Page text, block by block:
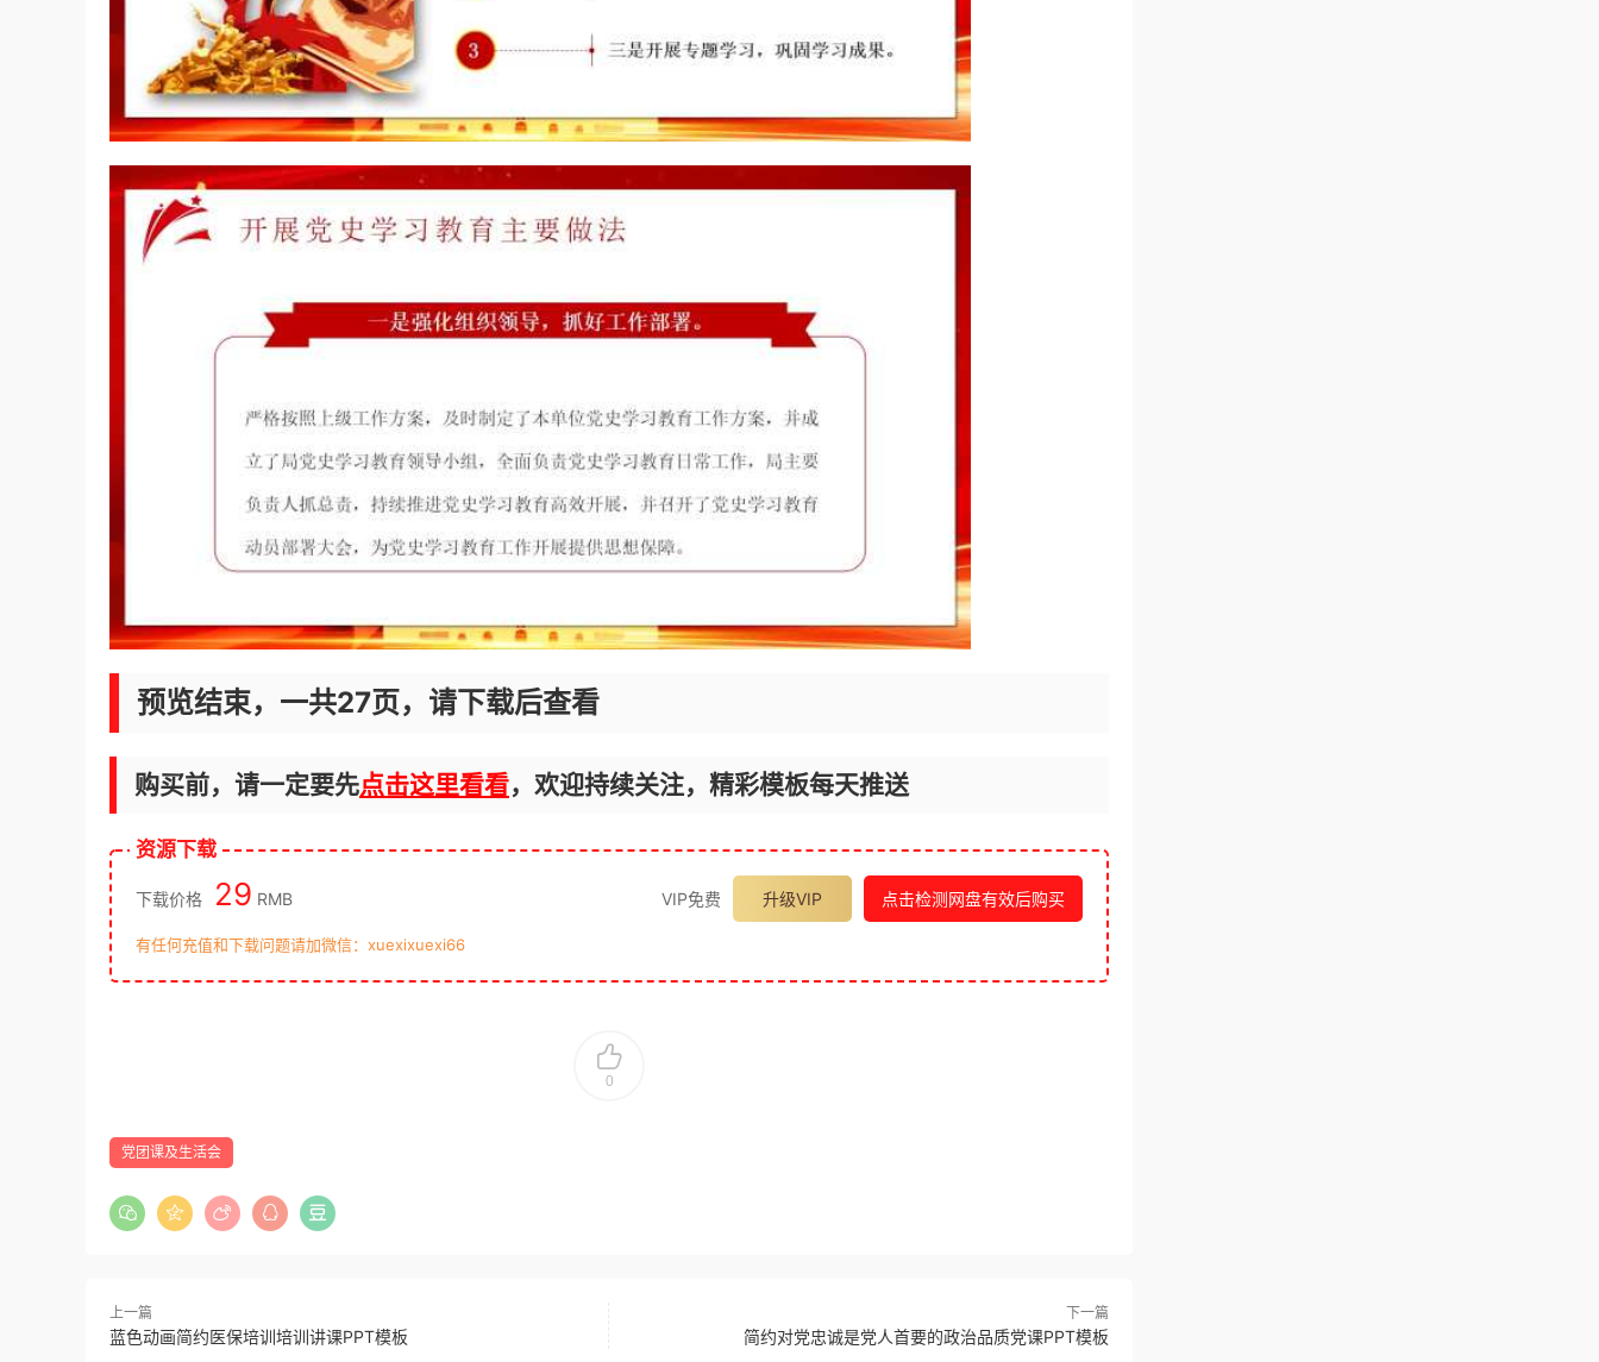
预览结束，一共27页，请下载后查看
购买前，请一定要先点击这里看看，欢迎持续关注，精彩模板每天推送
资源下载
下载价格 29 RMB VIP免费 升级VIP 点击检测网盘有效后购买
有任何充值和下载问题请加微信：xuexixuexi66
0
党团课及生活会
上一篇
蓝色动画简约医保培训培训讲课PPT模板
下一篇
简约对党忠诚是党人首要的政治品质党课PPT模板